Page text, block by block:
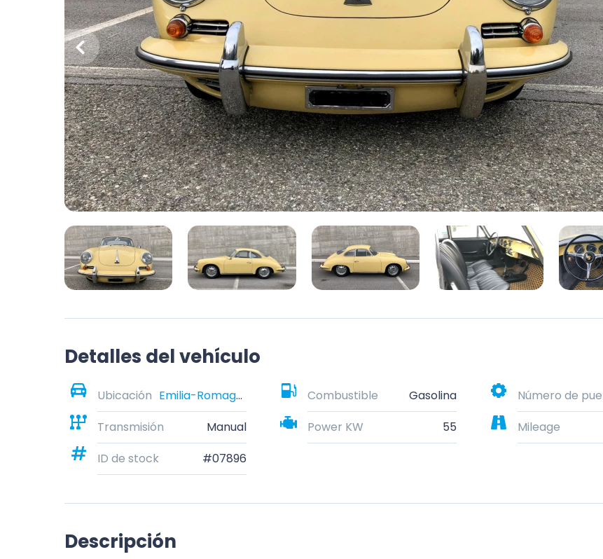
Detalles del vehículo
Ubicación Emilia-Romagna, Italy Combustible Gasolina Número de
Transmisión
Manual Power KW 55 Mileage
ID de stock
#07896
Descripción